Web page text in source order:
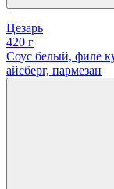
Цезарь
420 г
Соус белый, филе
айсберг, пармезан